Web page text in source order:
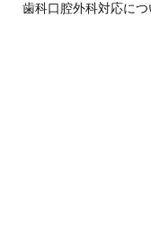
歯科口腔外科対応につ